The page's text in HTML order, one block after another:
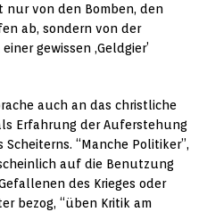
nur von den Bomben, den
ab, sondern von der
gewissen ‚Geldgier’
auch an das christliche
Erfahrung der Auferstehung
“Manche Politiker”,
auf die Benutzung
des Krieges oder
bezog, “üben Kritik am